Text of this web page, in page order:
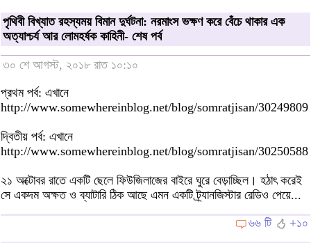
পৃথিবী বিখ্যাত রহস্যময় বিমান দুর্ঘটনা: নরমাংস ভক্ষণ করে বেঁচে থাকার এক
অত্যাশ্চর্য আর লোমহর্ষক কাহিনী- শেষ পর্ব
৩০ শে আগস্ট, ২০১৮ রাত ১০:১০
প্রথম পর্ব: এখানে
http://www.somewhereinblog.net/blog/somratjisan/30249809
দ্বিতীয় পর্ব: এখানে
http://www.somewhereinblog.net/blog/somratjisan/30250588
২১ অক্টোবর রাতে একটি ছেলে ফিউজিলাজের বাইরে ঘুরে বেড়াচ্ছিল। হঠাৎ করেই
সে একদম অক্ষত ও ব্যাটারি ঠিক আছে এমন একটি ট্র্যানজিস্টার রেডিও পেয়ে...
৬৬ টি
+১০